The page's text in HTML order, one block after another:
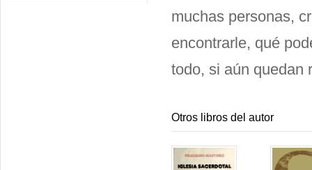
muchas personas,
encontrarle, qué
todo, si aún quedan
Otros libros del autor